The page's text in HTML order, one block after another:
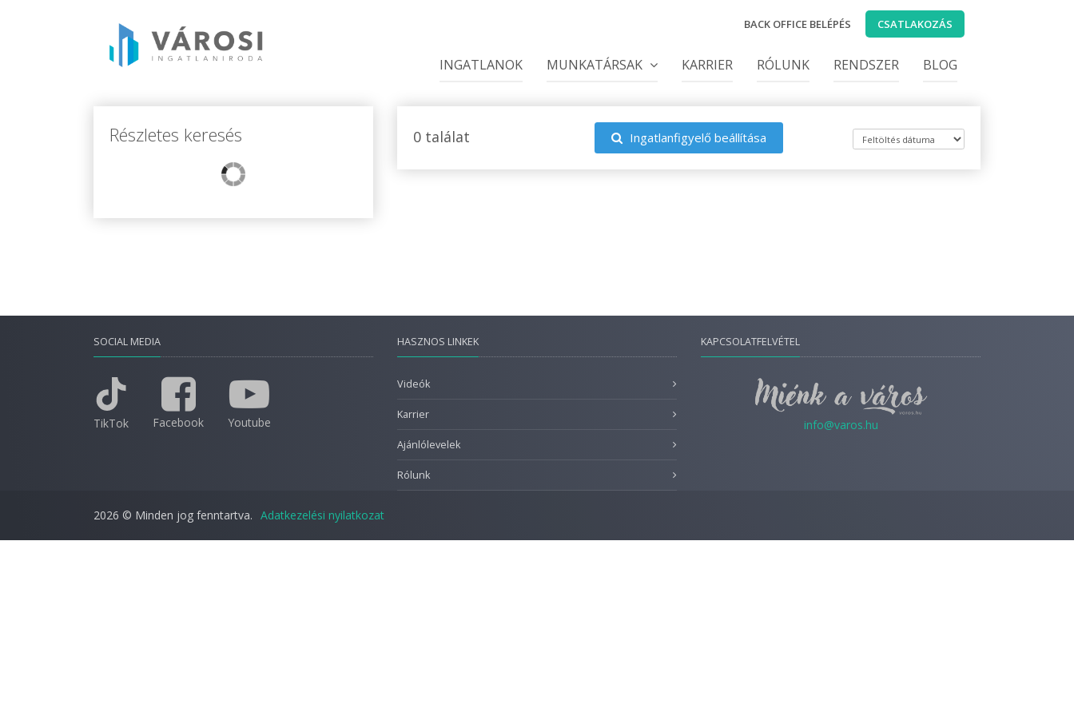
BACK OFFICE BELÉPÉS CSATLAKOZÁS
INGATLANOK MUNKATÁRSAK KARRIER RÓLUNK RENDSZER BLOG
Részletes keresés 0 találat Ingatlanfigyelő beállítása
SOCIAL MEDIA
TikTok Facebook Youtube
HASZNOS LINKEK
Videók
Karrier
Ajánlólevelek
Rólunk
KAPCSOLATFELVÉTEL
info@varos.hu
2026 © Minden jog fenntartva. Adatkezelési nyilatkozat